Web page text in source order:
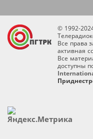
© 1992-
Все права
активная
Все
доступны